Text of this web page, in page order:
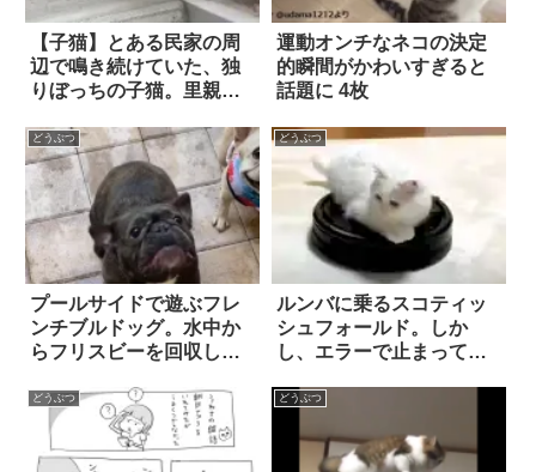
【子猫】とある民家の周
辺で鳴き続けていた、独
りぼっちの子猫。里親の
に、思わぬ展開になっ
て…？
運動オンチなネコの決定
的瞬間がかわいすぎると
話題に 4枚
どうぶつ
プールサイドで遊ぶフレ
ンチブルドッグ。水中か
らフリスビーを回収した
『思わぬラスト』に爆笑
どうぶつ
ルンバに乗るスコティッ
シュフォールド。しか
し、エラーで止まってし
応！
どうぶつ どうぶつ